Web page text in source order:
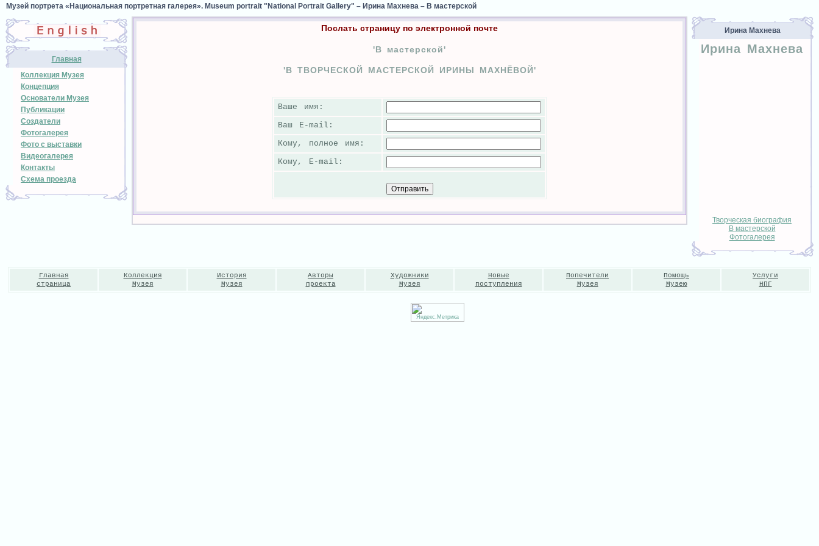
Музей портрета «Национальная портретная галерея». Museum portrait "National Portrait Gallery" – Ирина Махнева – В мастерской
Главная
Коллекция Музея
Концепция
Основатели Музея
Публикации
Создатели
Фотогалерея
Фото с выставки
Видеогалерея
Контакты
Схема проезда
Послать страницу по электронной почте
'В мастерской'
'В ТВОРЧЕСКОЙ МАСТЕРСКОЙ ИРИНЫ МАХНЁВОЙ'
Ваше имя:
Ваш E-mail:
Кому, полное имя:
Кому, E-mail:
Ирина Махнева
Ирина Махнева
Творческая биография
В мастерской
Фотогалерея
Главная
страница
Коллекция
Музея
История
Музея
Авторы
проекта
Художники
Музея
Новые
поступления
Попечители
Музея
Помощь
Музею
Услуги
НПГ